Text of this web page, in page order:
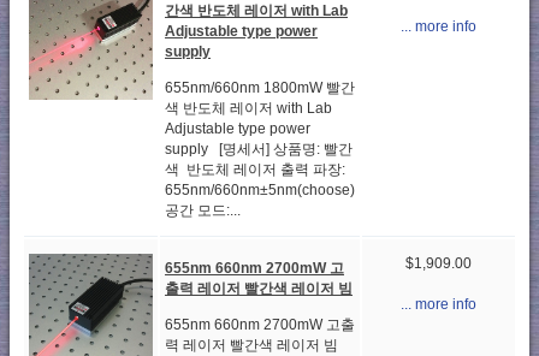
간색 반도체 레이저 with Lab
Adjustable type power
supply
655nm/660nm 1800mW 빨간
색 반도체 레이저 with Lab
Adjustable type power
supply [명세서] 상품명: 빨간
색 반도체 레이저 출력 파장:
655nm/660nm±5nm(choose)
공간 모드:...
... more info
655nm 660nm 2700mW 고
출력 레이저 빨간색 레이저 빔
655nm 660nm 2700mW 고출
력 레이저 빨간색 레이저 빔
$1,909.00
... more info